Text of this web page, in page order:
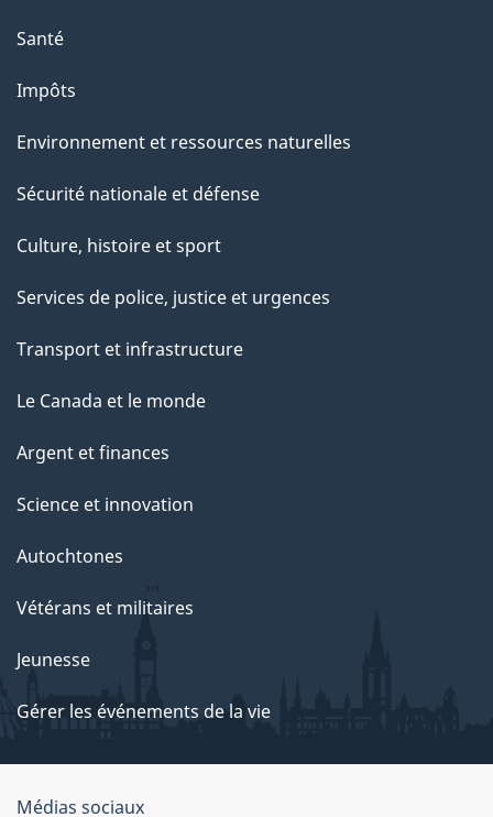
Santé
Impôts
Environnement et ressources naturelles
Sécurité nationale et défense
Culture, histoire et sport
Services de police, justice et urgences
Transport et infrastructure
Le Canada et le monde
Argent et finances
Science et innovation
Autochtones
Vétérans et militaires
Jeunesse
Gérer les événements de la vie
Médias sociaux